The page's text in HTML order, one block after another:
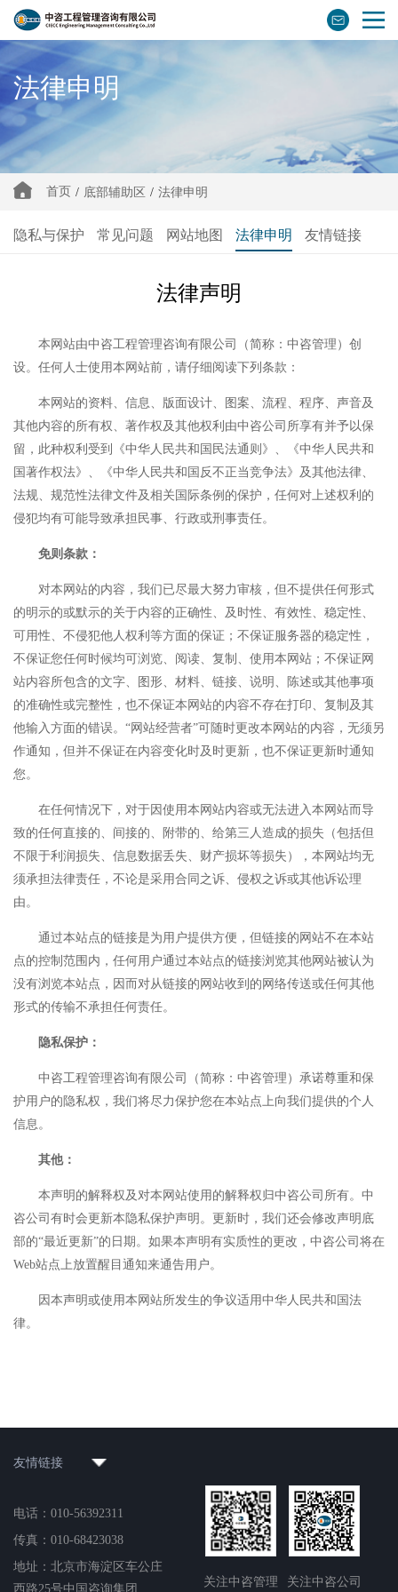
法律申明
首页 / 底部辅助区 / 法律申明
隐私与保护 常见问题 网站地图 法律申明 友情链接
法律声明
本网站由中咨工程管理咨询有限公司（简称：中咨管理）创
设。任何人士使用本网站前，请仔细阅读下列条款：
本网站的资料、信息、版面设计、图案、流程、程序、声音及
其他内容的所有权、著作权及其他权利由中咨公司所享有并予以保
留，此种权利受到《中华人民共和国民法通则》、《中华人民共和
国著作权法》、《中华人民共和国反不正当竞争法》及其他法律、
法规、规范性法律文件及相关国际条例的保护，任何对上述权利的
侵犯均有可能导致承担民事、行政或刑事责任。
免则条款：
对本网站的内容，我们已尽最大努力审核，但不提供任何形式
的明示的或默示的关于内容的正确性、及时性、有效性、稳定性、
可用性、不侵犯他人权利等方面的保证；不保证服务器的稳定性，
不保证您任何时候均可浏览、阅读、复制、使用本网站；不保证网
站内容所包含的文字、图形、材料、链接、说明、陈述或其他事项
的准确性或完整性，也不保证本网站的内容不存在打印、复制及其
他输入方面的错误。“网站经营者”可随时更改本网站的内容，无须另
作通知，但并不保证在内容变化时及时更新，也不保证更新时通知
您。
在任何情况下，对于因使用本网站内容或无法进入本网站而导
致的任何直接的、间接的、附带的、给第三人造成的损失（包括但
不限于利润损失、信息数据丢失、财产损坏等损失），本网站均无
须承担法律责任，不论是采用合同之诉、侵权之诉或其他诉讼理
由。
通过本站点的链接是为用户提供方便，但链接的网站不在本站
点的控制范围内，任何用户通过本站点的链接浏览其他网站被认为
没有浏览本站点，因而对从链接的网站收到的网络传送或任何其他
形式的传输不承担任何责任。
隐私保护：
中咨工程管理咨询有限公司
（简称：中咨管理）承诺尊重和保
护用户的隐私权，我们将尽力保护您在本站点上向我们提供的个人
信息。
其他：
本声明的解释权及对本网站使用的解释权归中咨公司所有。中
咨公司有时会更新本隐私保护声明。更新时，我们还会修改声明底
部的“最近更新”的日期。如果本声明有实质性的更改，中咨公司将在
Web站点上放置醒目通知来通告用户。
因本声明或使用本网站所发生的争议适用中华人民共和国法
律。
友情链接
电话：010-56392311
传真：010-68423038
地址：北京市海淀区车公庄
西路25号中国咨询集团
关注中咨管理 关注中咨公司